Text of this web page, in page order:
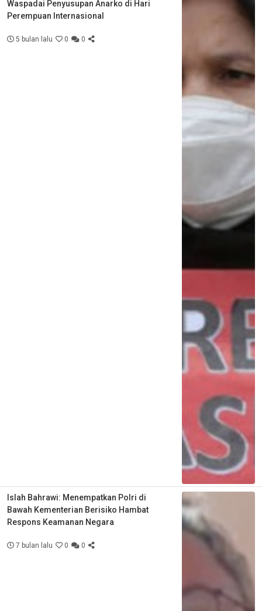
Waspadai Penyusupan Anarko di Hari
Perempuan Internasional
5 bulan lalu 0 0
Islah Bahrawi: Menempatkan Polri di
Bawah Kementerian Berisiko Hambat
Respons Keamanan Negara
7 bulan lalu 0 0